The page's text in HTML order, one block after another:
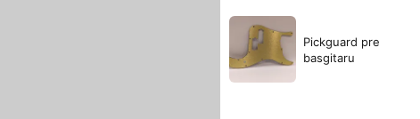
Pickguard pre
basgitaru